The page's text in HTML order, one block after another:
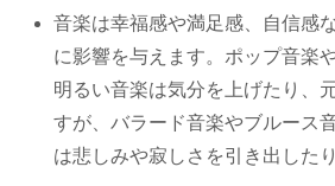
音楽は幸福感や満足感、自信感
に影響を与えます。ポップ音楽
明るい音楽は気分を上げたり、
すが、バラード音楽やブルース
は悲しみや寂しさを引き出した